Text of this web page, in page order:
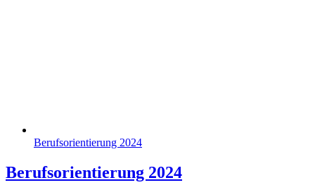
Berufsorientierung 2024
Berufsorientierung 2024